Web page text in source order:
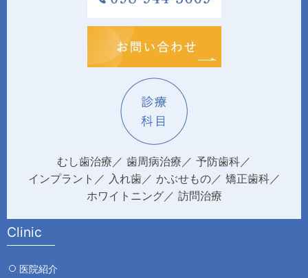
むし歯治療 歯周病治療
予防歯科
インプラント
入れ歯 かぶせもの
矯正歯科
ホワイトニング
訪問治療
Clinic
医院紹介